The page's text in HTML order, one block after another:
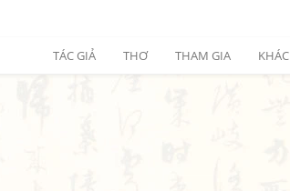
TÁC GIẢ THƠ THAM GIA KHÁC